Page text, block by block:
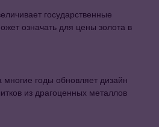
государственные
означать для цены золота в
годы обновляет дизайн
из драгоценных металлов